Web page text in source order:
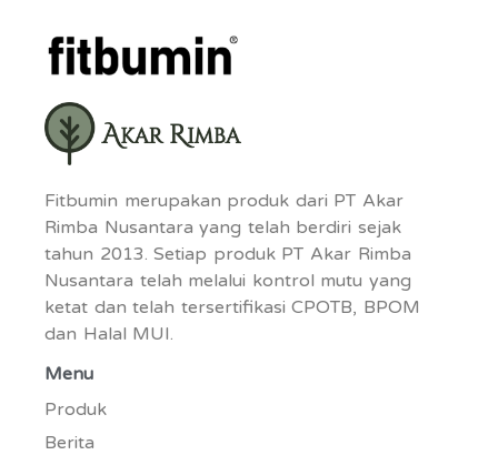
Fitbumin merupakan produk dari PT Akar
Rimba Nusantara yang telah berdiri sejak
tahun 2013. Setiap produk PT Akar Rimba
Nusantara telah melalui kontrol mutu yang
ketat dan telah tersertifikasi CPOTB, BPOM
dan Halal MUI.
Menu
Produk
Berita